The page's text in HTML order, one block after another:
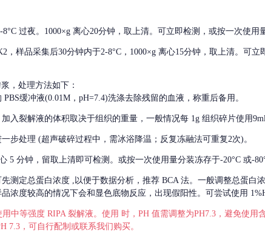
8°C 过夜。1000×g 离心20分钟，取上清。可立即检测，或按一次使用
，样品采集后30分钟内于2-8°C，1000×g 离心15分钟，取上清。可
，处理方法如下：
PBS缓冲液(0.01M，pH=7.4)洗涤去除残留的血液，称重后备用。
入裂解液的体积取决于组织的重量，一般情况每 1g 组织碎片使用
步处理 (超声破碎过程中，需冰浴降温；反复冻融法可重复2次)。
5 分钟，留取上清即可检测。或按一次使用量分装冻存于-20°C 或-
测定总蛋白浓度 ,以便于数据分析，推荐 BCA 法。一般调整总蛋白
浓度较高的情况下会和显色底物反应，出现假阳性。可尝试使用
用中等强度 RIPA 裂解液。使用 时，PH 值需调整为PH7.3，避免使
7.3，可自行配制或联系我们购买。